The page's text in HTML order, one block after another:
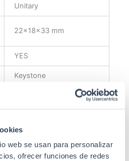
web se usan para personalizar
ofrecer funciones de redes
Unitary
22x18x33 mm
YES
Keystone
Compatible with the
50RU2